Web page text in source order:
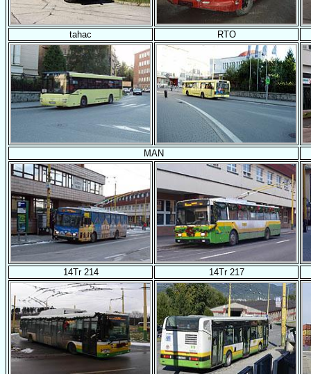
tahac RTO
MAN
14Tr 214 14Tr 217